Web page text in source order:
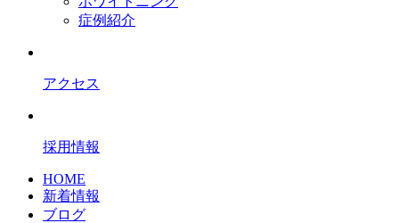
症例紹介
アクセス
採用情報
HOME
新着情報
ブログ